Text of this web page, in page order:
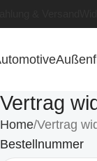
Vertrag
Home Vertrag
Bestellnummer